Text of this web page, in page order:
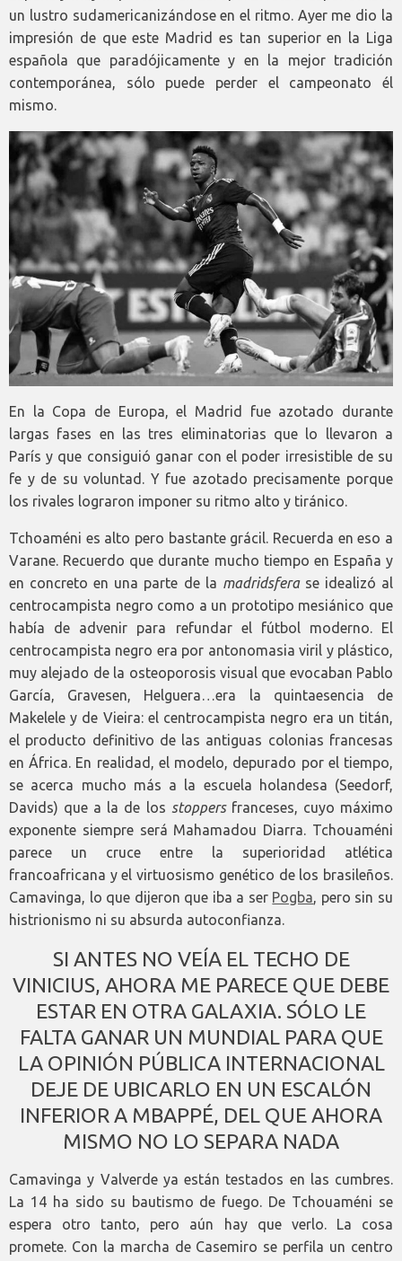
un lustro sudamericanizándose en el ritmo. Ayer me dio la
impresión de que este Madrid es tan superior en la Liga
española que paradójicamente y en la mejor tradición
contemporánea, sólo puede perder el campeonato él
mismo.
En la Copa de Europa, el Madrid fue azotado durante
largas fases en las tres eliminatorias que lo llevaron a
París y que consiguió ganar con el poder irresistible de su
fe y de su voluntad. Y fue azotado precisamente porque
los rivales lograron imponer su ritmo alto y tiránico.
Tchoaméni es alto pero bastante grácil. Recuerda en eso a
Varane. Recuerdo que durante mucho tiempo en España y
en concreto en una parte de la madridsfera se idealizó al
centrocampista negro como a un prototipo mesiánico que
había de advenir para refundar el fútbol moderno. El
centrocampista negro era por antonomasia viril y plástico,
muy alejado de la osteoporosis visual que evocaban Pablo
García, Gravesen, Helguera…era la quintaesencia de
Makelele y de Vieira: el centrocampista negro era un titán,
el producto definitivo de las antiguas colonias francesas
en África. En realidad, el modelo, depurado por el tiempo,
se acerca mucho más a la escuela holandesa (Seedorf,
Davids) que a la de los stoppers franceses, cuyo máximo
exponente siempre será Mahamadou Diarra. Tchouaméni
parece un cruce entre la superioridad atlética
francoafricana y el virtuosismo genético de los brasileños.
Camavinga, lo que dijeron que iba a ser Pogba, pero sin su
histrionismo ni su absurda autoconfianza.
SI ANTES NO VEÍA EL TECHO DE
VINICIUS, AHORA ME PARECE QUE DEBE
ESTAR EN OTRA GALAXIA. SÓLO LE
FALTA GANAR UN MUNDIAL PARA QUE
LA OPINIÓN PÚBLICA INTERNACIONAL
DEJE DE UBICARLO EN UN ESCALÓN
INFERIOR A MBAPPÉ, DEL QUE AHORA
MISMO NO LO SEPARA NADA
Camavinga y Valverde ya están testados en las cumbres.
La 14 ha sido su bautismo de fuego. De Tchouaméni se
espera otro tanto, pero aún hay que verlo. La cosa
promete. Con la marcha de Casemiro se perfila un centro